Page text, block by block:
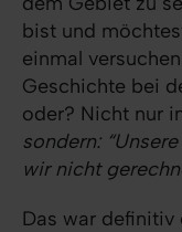
bist und
einmal
Geschichte bei
oder? Nicht nur
sondern:
wir nicht
Das war definitiv